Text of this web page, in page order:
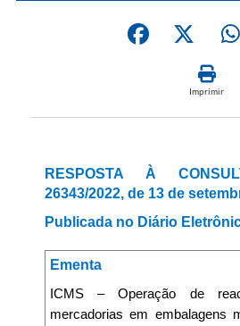
Imprimir
RESPOSTA À
26343/2022, de 13 de
Publicada no Diário
Ementa
ICMS – Operação de
mercadorias em embalagens